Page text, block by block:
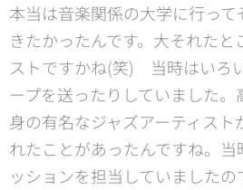
本当は音楽関係の大学に行っ
きたかったんです。大それたと
ストですかね(笑) 当時はいろ
ープを送ったりしていました
身の有名なジャズアーティスト
れたことがあったんですね。
ッションを担当していました